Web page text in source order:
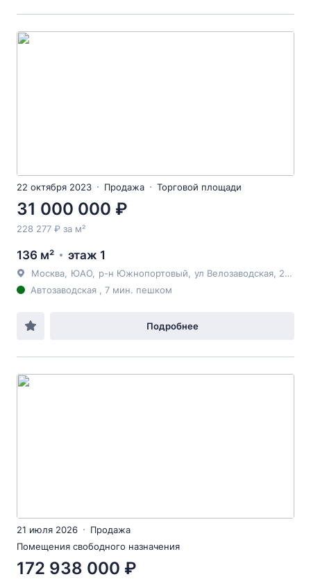
22 октября 2023 Продажа Торговой площади
31 000 000 ₽
228 277 ₽ за м²
136 м² этаж 1
Москва ЮАО р-н Южнопортовый ул Велозаводская , 2к3
Автозаводская , 7 мин. пешком
Подробнее
21 июля 2026
Продажа
Помещения свободного назначения
172 938 000 ₽